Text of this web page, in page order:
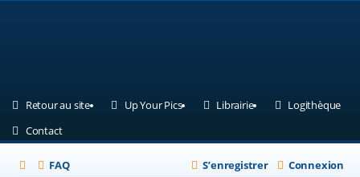
Retour au site(Ouvre un nouvel onglet)
Up Your Pics(Ouvre un nouvel onglet)
Librairie(Ouvre un nouvel
Logithèque
Contact(Ouvre un nouvel onglet)
FAQ Connexion
S’enregistrer